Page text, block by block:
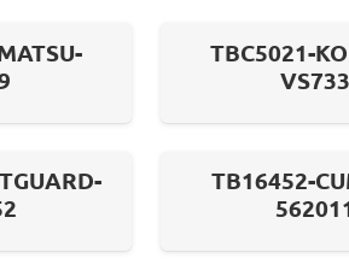
TBC5021-
TB16452-